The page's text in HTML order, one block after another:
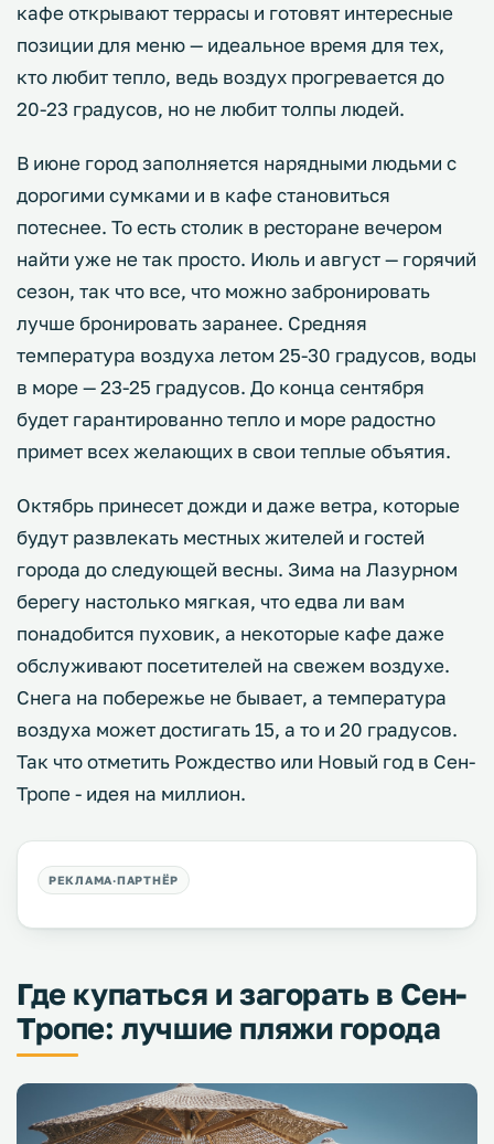
кафе открывают террасы и готовят интересные
позиции для меню — идеальное время для тех,
кто любит тепло, ведь воздух прогревается до
20-23 градусов, но не любит толпы людей.
В июне город заполняется нарядными людьми с
дорогими сумками и в кафе становиться
потеснее. То есть столик в ресторане вечером
найти уже не так просто. Июль и август — горячий
сезон, так что все, что можно забронировать
лучше бронировать заранее. Средняя
температура воздуха летом 25-30 градусов, воды
в море — 23-25 градусов. До конца сентября
будет гарантированно тепло и море радостно
примет всех желающих в свои теплые объятия.
Октябрь принесет дожди и даже ветра, которые
будут развлекать местных жителей и гостей
города до следующей весны. Зима на Лазурном
берегу настолько мягкая, что едва ли вам
понадобится пуховик, а некоторые кафе даже
обслуживают посетителей на свежем воздухе.
Снега на побережье не бывает, а температура
воздуха может достигать 15, а то и 20 градусов.
Так что отметить Рождество или Новый год в Сен-
Тропе - идея на миллион.
Где купаться и загорать в Сен-
Тропе: лучшие пляжи города